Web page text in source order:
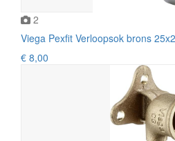
2
Viega Pexfit Verloopsok brons
€ 8,00